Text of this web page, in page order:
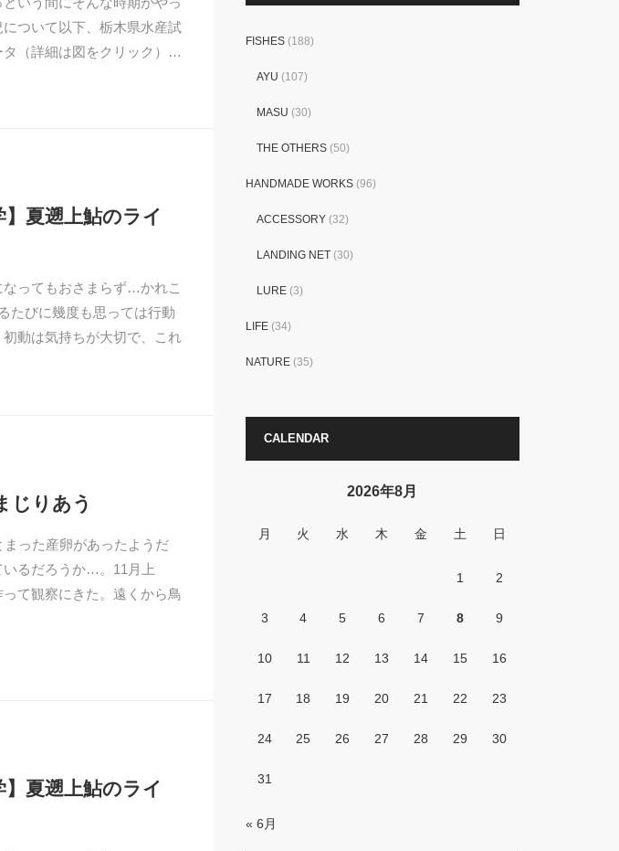
ついて以下、栃木県水産試
（詳細は図をクリック）…
】夏遡上鮎のライ
ってもおさまらず…かれこ
たびに幾度も思っては行動
動は気持ちが大切で、これ
じりあう
った産卵があったようだ
いるだろうか…。11月上
て観察にきた。遠くから鳥
】夏遡上鮎のライ
FISHES(188)
AYU (107)
MASU (30)
THE OTHERS(50)
HANDMADE WORKS(96)
ACCESSORY(32)
LANDING NET(30)
LURE(3)
LIFE(34)
NATURE(35)
CALENDAR
2026年8月
月 火 水 木 金 土 日
1 2
3 4 5 6 7 8 9
10 11 12 13 14 15 16
17 18 19 20 21 22 23
24 25 26 27 28 29 30
31
« 6月